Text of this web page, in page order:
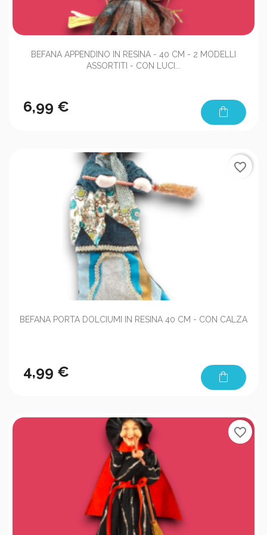
BEFANA APPENDINO IN RESINA - 40 CM - 2 MODELLI
ASSORTITI - CON LUCI...
6,99 € shopping_bag
BEFANA PORTA DOLCIUMI IN RESINA 40 CM - CON CALZA
4,99 € shopping_bag
favorite_border
favorite_border